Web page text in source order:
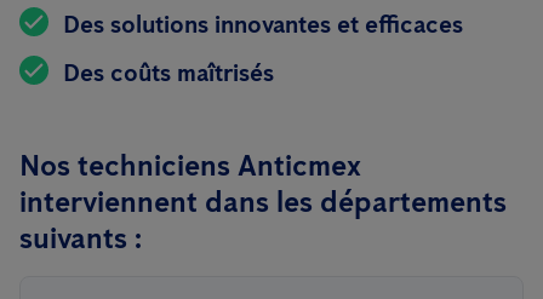
Des solutions innovantes et efficaces
Des coûts maîtrisés
Nos techniciens Anticmex
interviennent dans les départements
suivants :